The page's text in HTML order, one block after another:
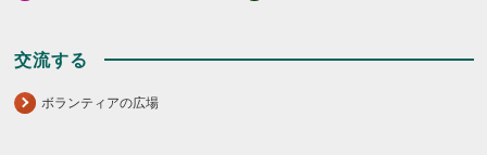
交流する
ボランティアの広場